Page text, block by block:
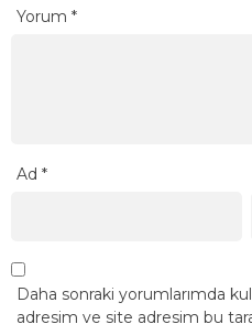
Yorum *
Ad *
Daha sonraki yorumlarımda
adresim ve site adresim bu